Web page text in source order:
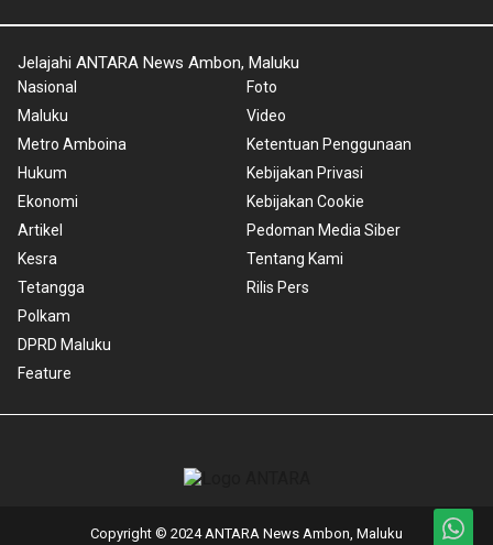
Jelajahi ANTARA News Ambon, Maluku
Nasional
Maluku
Metro Amboina
Hukum
Ekonomi
Artikel
Kesra
Tetangga
Polkam
DPRD Maluku
Feature
Foto
Video
Ketentuan Penggunaan
Kebijakan Privasi
Kebijakan Cookie
Pedoman Media Siber
Tentang Kami
Rilis Pers
Copyright © 2024 ANTARA News Ambon, Maluku